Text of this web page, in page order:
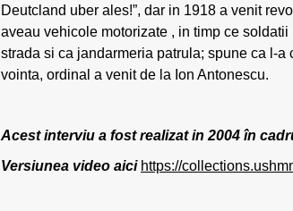
Deutcland uber ales!”, dar in 1918 a venit
aveau vehicole motorizate , in timp ce
strada si ca jandarmeria patrula; spune ca l-
vointa, ordinal a venit de la Ion Antonescu.
Acest interviu a fost realizat in 2004 în
Versiunea video aici https://